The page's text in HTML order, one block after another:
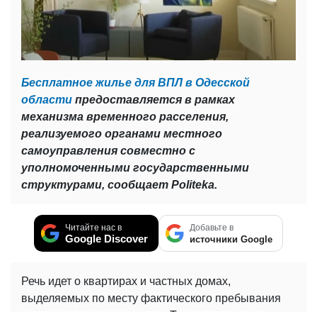
Бесплатное жилье для ВПЛ в Одесской
области предоставляется в рамках
механизма временного расселения,
реализуемого органами местного
самоуправления совместно с
уполномоченными государственными
структурами, сообщает Politeka.
Читайте нас в
Google Discover
Добавьте в
источники Google
Речь идет о квартирах и частных домах,
выделяемых по месту фактического пребывания